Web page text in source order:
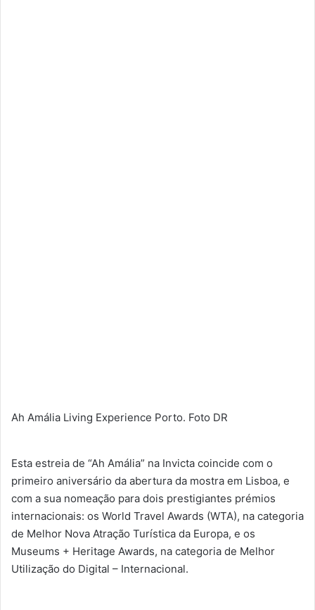
Ah Amália Living Experience Porto. Foto DR
Esta estreia de “Ah Amália” na Invicta coincide com o
primeiro aniversário da abertura da mostra em Lisboa, e
com a sua nomeação para dois prestigiantes prémios
internacionais: os World Travel Awards (WTA), na categoria
de Melhor Nova Atração Turística da Europa, e os
Museums + Heritage Awards, na categoria de Melhor
Utilização do Digital – Internacional.